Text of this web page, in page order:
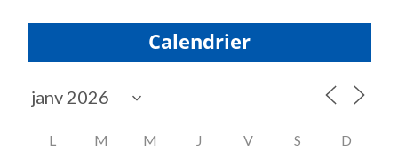
Calendrier
L M M J V S D